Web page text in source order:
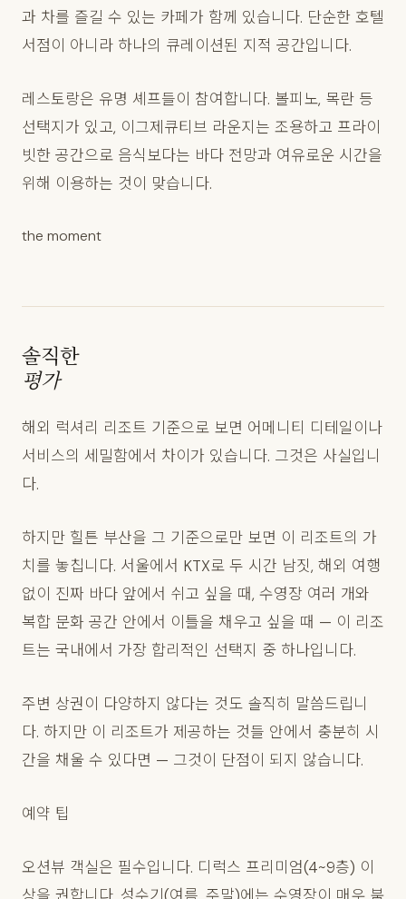
과 차를 즐길 수 있는 카페가 함께 있습니다. 단순한 호텔
서점이 아니라 하나의 큐레이션된 지적 공간입니다.
레스토랑은 유명 셰프들이 참여합니다. 볼피노, 목란 등
선택지가 있고, 이그제큐티브 라운지는 조용하고 프라이
빗한 공간으로 음식보다는 바다 전망과 여유로운 시간을
위해 이용하는 것이 맞습니다.
the moment
솔직한
평가
해외 럭셔리 리조트 기준으로 보면 어메니티 디테일이나
서비스의 세밀함에서 차이가 있습니다. 그것은 사실입니
다.
하지만 힐튼 부산을 그 기준으로만 보면 이 리조트의 가
치를 놓칩니다. 서울에서 KTX로 두 시간 남짓, 해외 여행
없이 진짜 바다 앞에서 쉬고 싶을 때, 수영장 여러 개와
복합 문화 공간 안에서 이틀을 채우고 싶을 때 — 이 리조
트는 국내에서 가장 합리적인 선택지 중 하나입니다.
주변 상권이 다양하지 않다는 것도 솔직히 말씀드립니
다. 하지만 이 리조트가 제공하는 것들 안에서 충분히 시
간을 채울 수 있다면 — 그것이 단점이 되지 않습니다.
예약 팁
오션뷰 객실은 필수입니다. 디럭스 프리미엄(4~9층) 이